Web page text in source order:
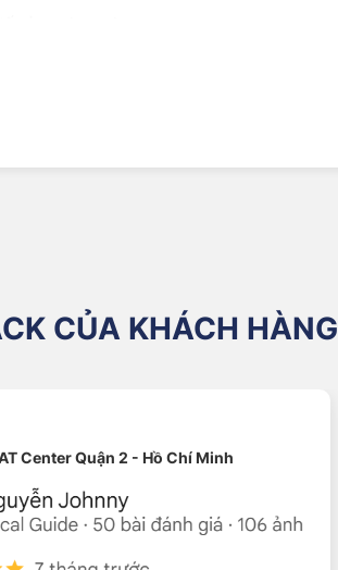
tốt khi đi qua đường gồ ghề.
trên mặt đường ướt.
CỦA KHÁCH HÀNG
Center Quận 2 - Hồ Chí Minh